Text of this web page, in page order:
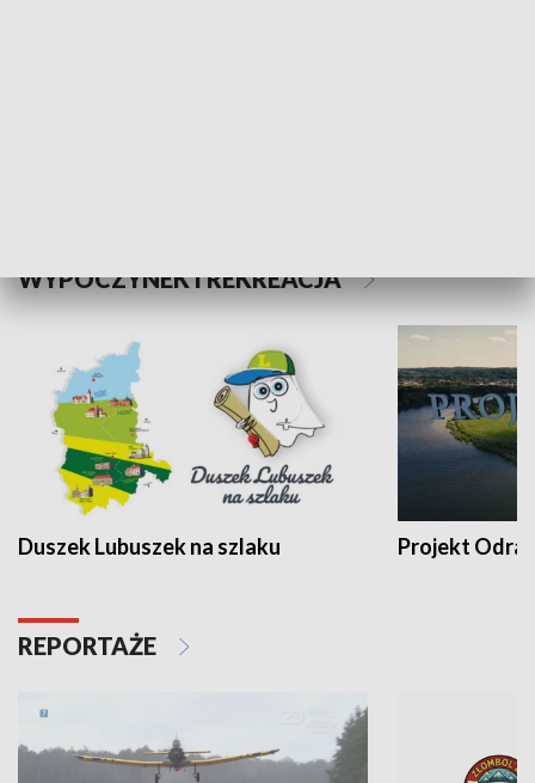
WYPOCZYNEK I REKREACJA
Duszek Lubuszek na szlaku Projekt Odra
REPORTAŻE